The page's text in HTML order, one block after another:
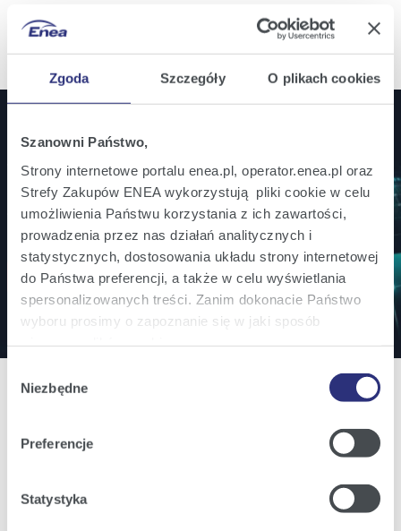
Zgoda Szczegóły O plikach cookies
Szanowni Państwo,
Strony internetowe portalu enea.pl, operator.enea.pl oraz
Strefy Zakupów ENEA wykorzystują pliki cookie w celu
umożliwienia Państwu korzystania z ich zawartości,
prowadzenia przez nas działań analitycznych i
statystycznych, dostosowania układu strony internetowej
do Państwa preferencji, a także w celu wyświetlania
spersonalizowanych treści. Zanim dokonacie Państwo
wyboru prosimy o zapoznanie się w jaki sposób
Szczegółowe informacje na ten temat znajdziecie
Polityce
zgodę na umieszczenie wszystkich rodzajów plików
cookie z których korzystamy, na Państwa urządzeniu.
zgody
Niezbędne
Preferencje
Statystyka
Jesteś inwestorem? Bądź na bieżąco!
Zamów powiadomienia mailowe o wszystkich
istotnych informacjach ważnych dla inwestorów.
Zapisz się
Oferta
Oferta dla Małych firm